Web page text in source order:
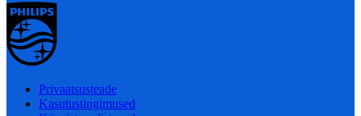
Privaatsusteade
Kasutustingimused